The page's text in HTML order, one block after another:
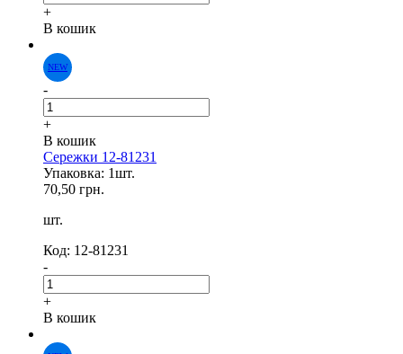
NEW
+
В кошик
-
+
В кошик
Сережки 12-81231
Упаковка: 1шт.
70,50 грн.
шт.
Код: 12-81231
-
+
В кошик